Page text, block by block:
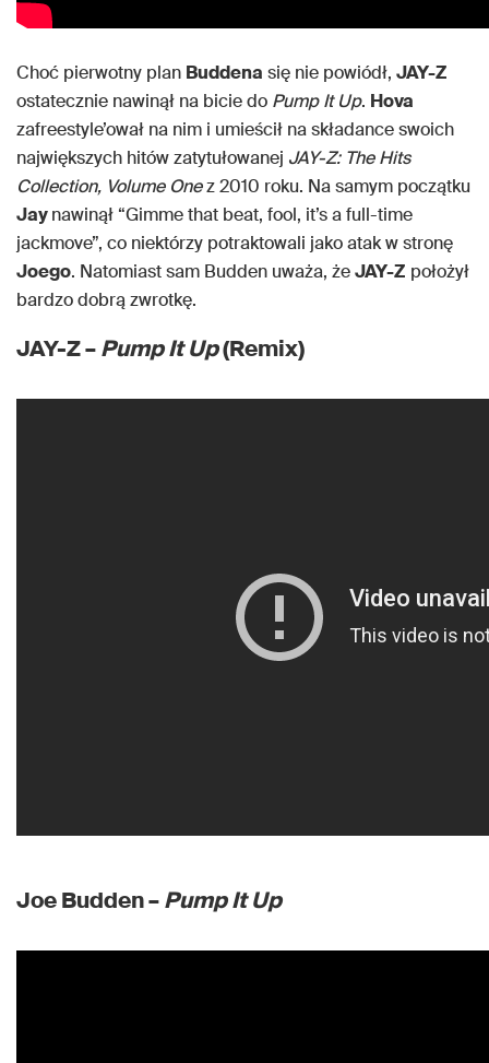
Choć pierwotny plan Buddena się nie powiódł, JAY-Z
ostatecznie nawinął na bicie do Pump It Up. Hova
zafreestyle’ował na nim i umieścił na składance swoich
największych hitów zatytułowanej JAY-Z: The Hits
Collection, Volume Onez 2010 roku. Na samym początku
Jaynawinął “Gimme that beat, fool, it’s a full-time
jackmove”, co niektórzy potraktowali jako atak w stronę
Joego. Natomiast sam Budden uważa, żeJAY-Z położył
bardzo dobrą zwrotkę.
JAY-Z –Pump It Up(Remix)
Joe Budden –Pump It Up